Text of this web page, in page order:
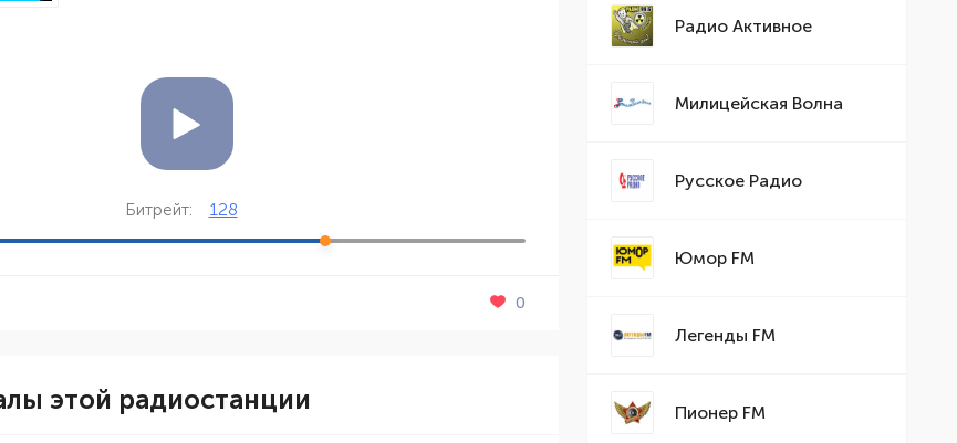
Битрейт: 128
0
этой радиостанции
Радио Активное
Милицейская Волна
Русское Радио
Юмор FM
Легенды FM
Пионер FM